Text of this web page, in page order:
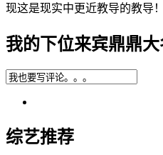
现这是现实中更近教导的教导！
我的下位来宾鼎鼎
综艺推荐